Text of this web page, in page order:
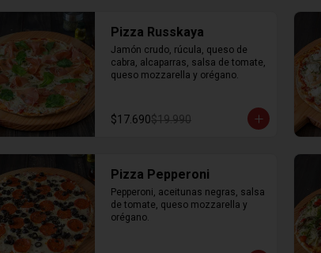
Pizza Russkaya
Jamón crudo, rúcula, queso de
cabra, alcaparras, salsa de tomate,
queso mozzarella y orégano.
$17.690$19.990
Pizza Pepperoni
Pepperoni, aceitunas negras, salsa
de tomate, queso mozzarella y
orégano.